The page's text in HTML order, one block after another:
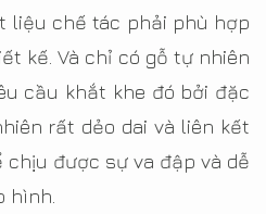
liệu chế tác phải phù hợp
kế. Và chỉ có gỗ tự nhiên
cầu khắt khe đó bởi đặc
rất dẻo dai và liên kết
được sự va đập và dễ
hình.